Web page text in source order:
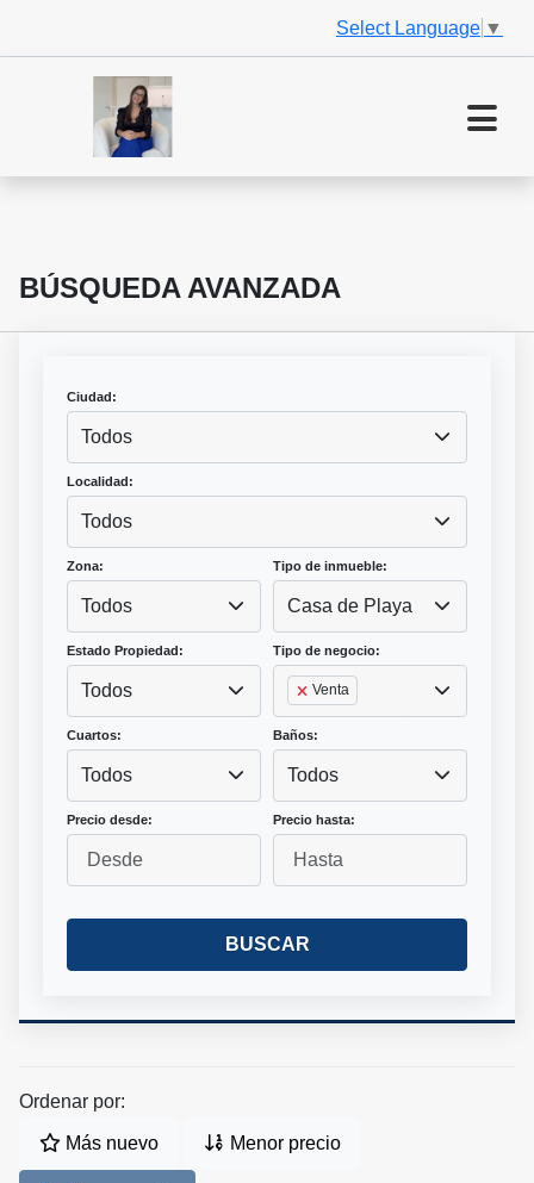
Select Language ▼
BÚSQUEDA AVANZADA
Ciudad:
Todos
Localidad:
Todos
Zona:
Todos
Tipo de inmueble:
Casa de Playa
Estado Propiedad:
Todos
Tipo de negocio:
Venta
Cuartos:
Todos
Baños:
Todos
Precio desde: Precio hasta:
BUSCAR
Ordenar por:
Más nuevo Menor precio